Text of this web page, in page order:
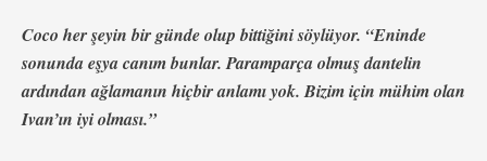
Coco her şeyin bir günde olup bittiğini söylüyor. “Eninde
sonunda eşya canım bunlar. Paramparça olmuş dantelin
ardından ağlamanın hiçbir anlamı yok. Bizim için mühim olan
Ivan’ın iyi olması.”